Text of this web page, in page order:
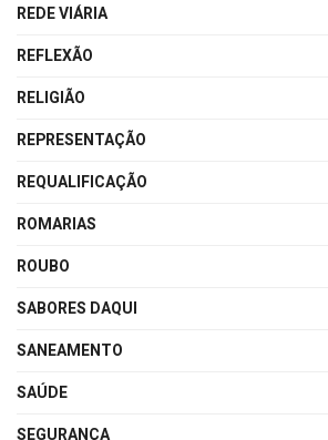
REDE VIÁRIA
REFLEXÃO
RELIGIÃO
REPRESENTAÇÃO
REQUALIFICAÇÃO
ROMARIAS
ROUBO
SABORES DAQUI
SANEAMENTO
SAÚDE
SEGURANÇA